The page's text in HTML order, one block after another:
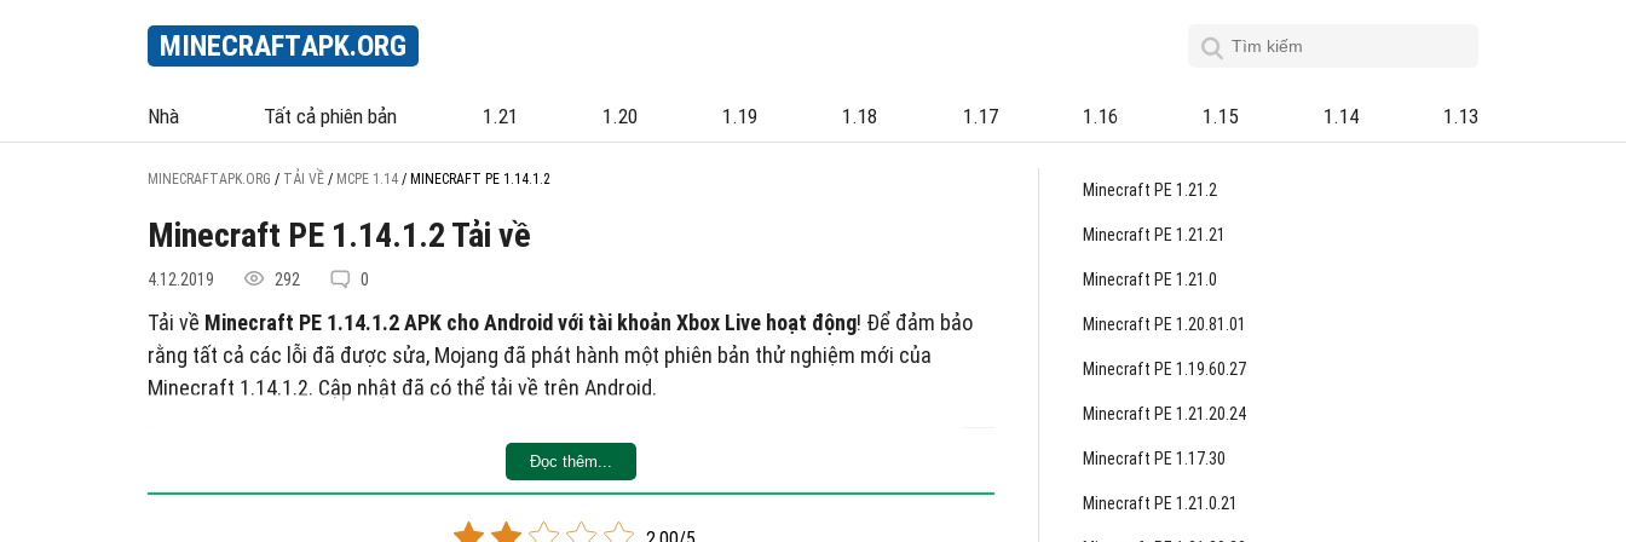
MINECRAFTAPK.ORG
Nhà Tất cả phiên bản 1.21 1.20 1.19 1.18 1.17 1.16 1.15 1.14 1.13
MINECRAFTAPK.ORG / TẢI VỀ / MCPE 1.14 / MINECRAFT PE 1.14.1.2
Minecraft PE 1.14.1.2 Tải về
4.12.2019 292 0
Tải về Minecraft PE 1.14.1.2 APK cho Android với tài khoản Xbox Live hoạt động! Để đảm bảo
rằng tất cả các lỗi đã được sửa, Mojang đã phát hành một phiên bản thử nghiệm mới của
Minecraft 1.14.1.2. Cập nhật đã có thể tải về trên Android.
Khi nào là thời gian phát hành?
Phiên bản đầy đủ của Minecraft Bedrock 1.14 sẽ không được phát hành vào ngày 10 tháng 12,
Đọc thêm...
Minecraft PE 1.21.2
Minecraft PE 1.21.21
Minecraft PE 1.21.0
Minecraft PE 1.20.81.01
Minecraft PE 1.19.60.27
Minecraft PE 1.21.20.24
Minecraft PE 1.17.30
Minecraft PE 1.21.0.21